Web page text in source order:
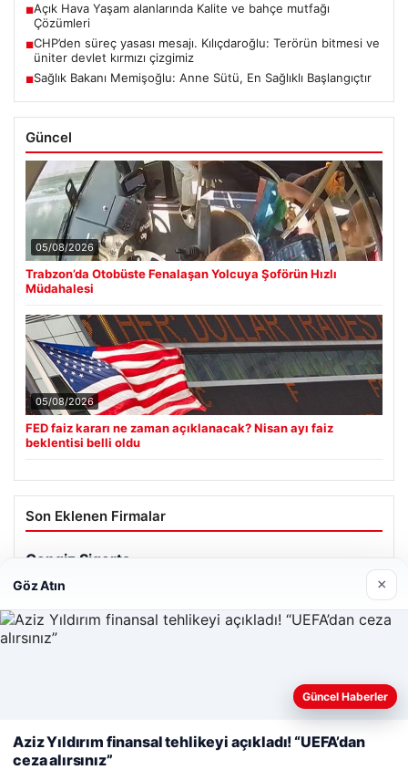
■Açık Hava Yaşam alanlarında Kalite ve bahçe mutfağı
Çözümleri
■CHP’den süreç yasası mesajı. Kılıçdaroğlu: Terörün bitmesi ve
üniter devlet kırmızı çizgimiz
■Sağlık Bakanı Memişoğlu: Anne Sütü, En Sağlıklı Başlangıçtır
Güncel
05/08/2026
Trabzon’da Otobüste Fenalaşan Yolcuya Şoförün Hızlı
Müdahalesi
05/08/2026
FED faiz kararı ne zaman açıklanacak? Nisan ayı faiz
beklentisi belli oldu
Son Eklenen Firmalar
Cengiz Sigorta
23/06/2026
Web sitemizi nasıl kullandığınızı daha iyi anlayabilmek,
kullanıyoruz.
Çerez Politikamız
Reddet
Göz Atın ×
Güncel Haberler
Aziz Yıldırım finansal tehlikeyi açıkladı! “UEFA’dan
ceza alırsınız”
Tercüme Bürosu